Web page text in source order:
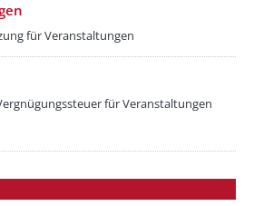
für Veranstaltungen
für Veranstaltungen